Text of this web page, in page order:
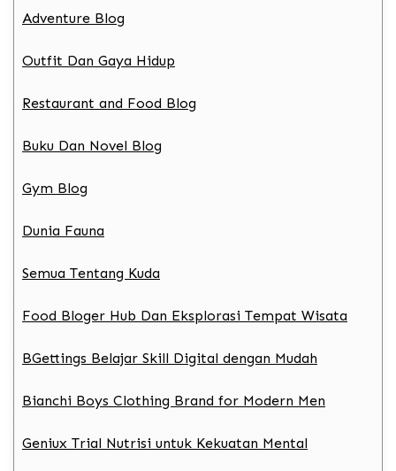
Adventure Blog
Outfit Dan Gaya Hidup
Restaurant and Food Blog
Buku Dan Novel Blog
Gym Blog
Dunia Fauna
Semua Tentang Kuda
Food Bloger Hub Dan Eksplorasi Tempat Wisata
BGettings Belajar Skill Digital dengan Mudah
Bianchi Boys Clothing Brand for Modern Men
Geniux Trial Nutrisi untuk Kekuatan Mental